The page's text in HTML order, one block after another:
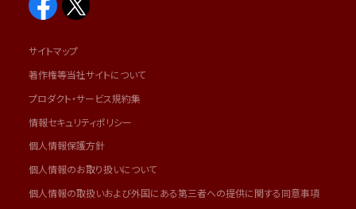
サイトマップ
著作権等当社サイトについて
プロダクト・サービス規約集
情報セキュリティポリシー
個人情報保護方針
個人情報のお取り扱いについて
個人情報の取扱いおよび外国にある第三者への提供に関する同意事項